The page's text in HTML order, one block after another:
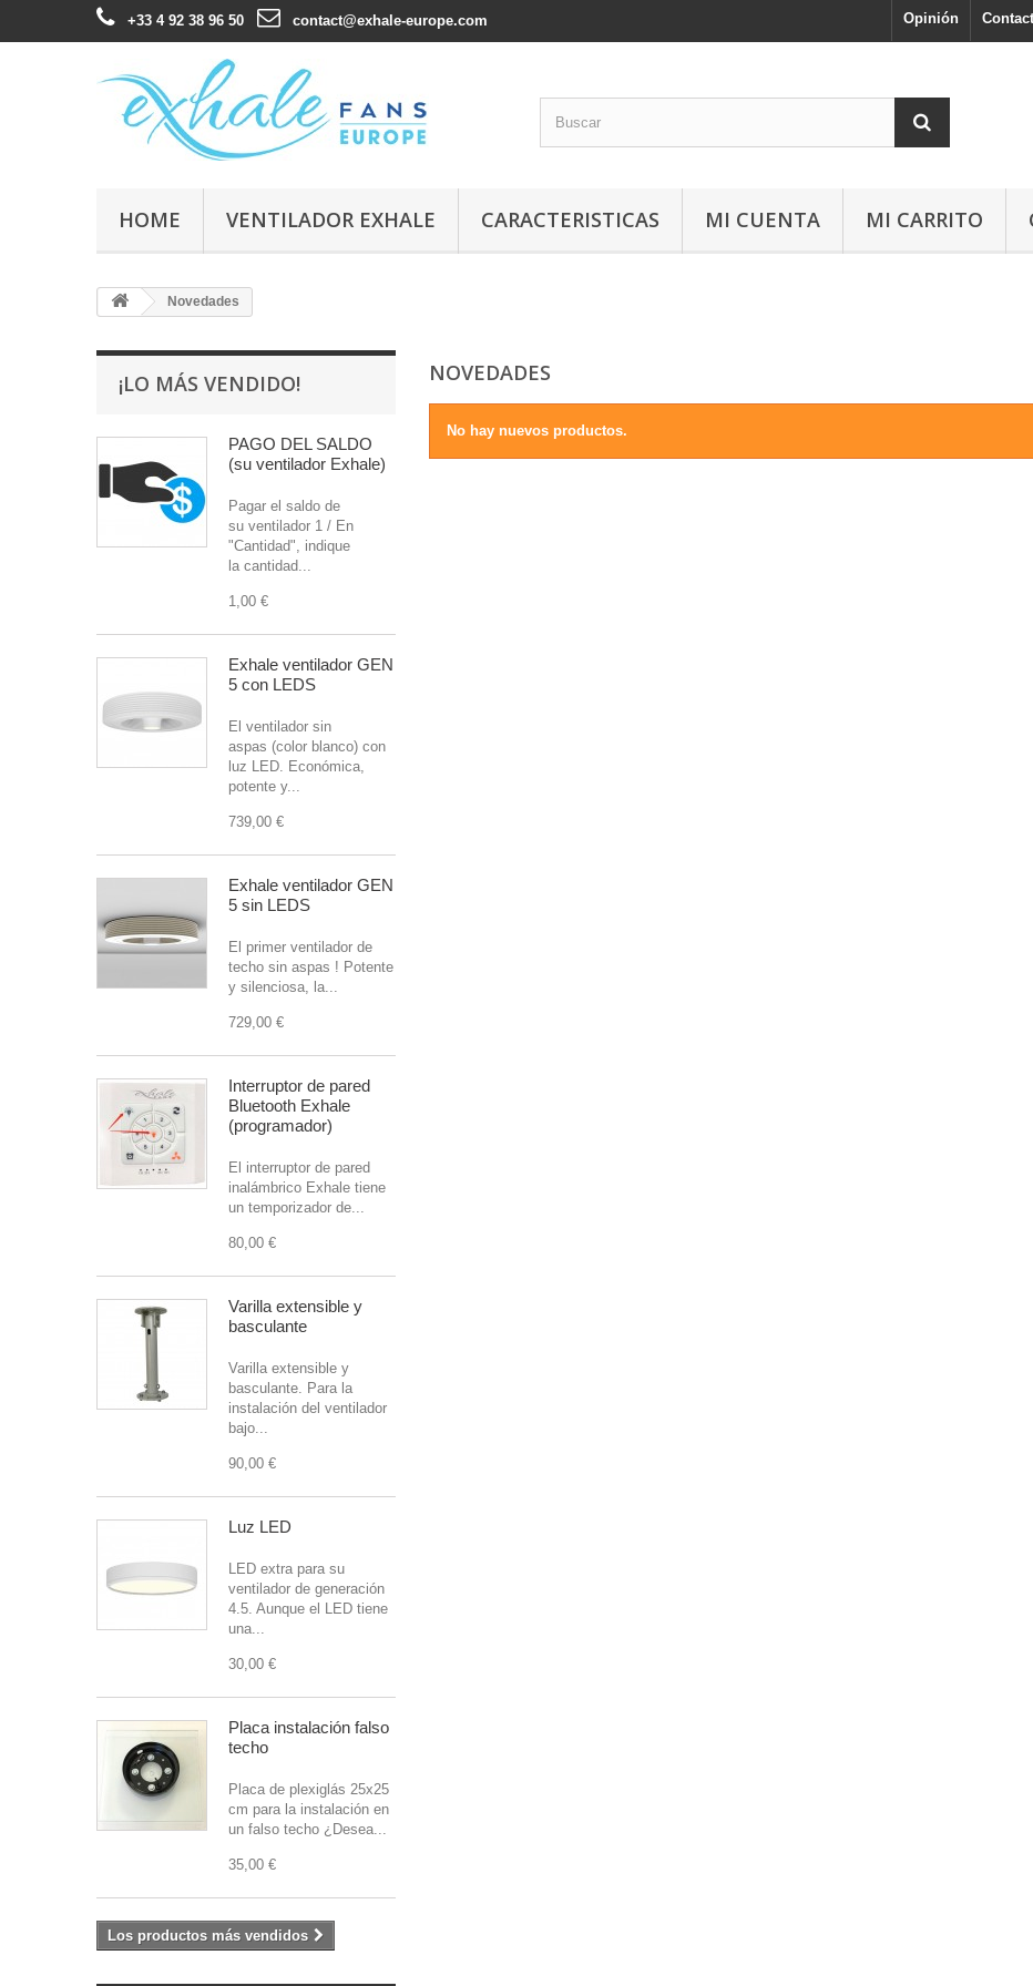
Opinión
+33 4 92 38 96 50 contact@exhale-europe.com
HOME VENTILADOR EXHALE CARACTERISTICAS MI CUENTA MI CARRITO
Novedades
¡LO MÁS VENDIDO!
PAGO DEL SALDO
(su ventilador Exhale)
Pagar el saldo de
su ventilador 1 / En
"Cantidad", indique
la cantidad...
1,00 €
Exhale ventilador GEN
5 con LEDS
El ventilador sin
aspas (color blanco) con
luz LED. Económica,
potente y...
739,00 €
Exhale ventilador GEN
5 sin LEDS
El primer ventilador de
techo sin aspas ! Potente
y silenciosa, la...
729,00 €
Interruptor de pared
Bluetooth Exhale
(programador)
El interruptor de pared
inalámbrico Exhale tiene
un temporizador de...
80,00 €
Varilla extensible y
basculante
Varilla extensible y
basculante. Para la
instalación del ventilador
bajo...
90,00 €
Luz LED
LED extra para su
ventilador de generación
4.5. Aunque el LED tiene
una...
30,00 €
Placa instalación falso
techo
Placa de plexiglás 25x25
cm para la instalación en
un falso techo ¿Desea...
35,00 €
Los productos más vendidos
NOVEDADES
No hay nuevos productos.